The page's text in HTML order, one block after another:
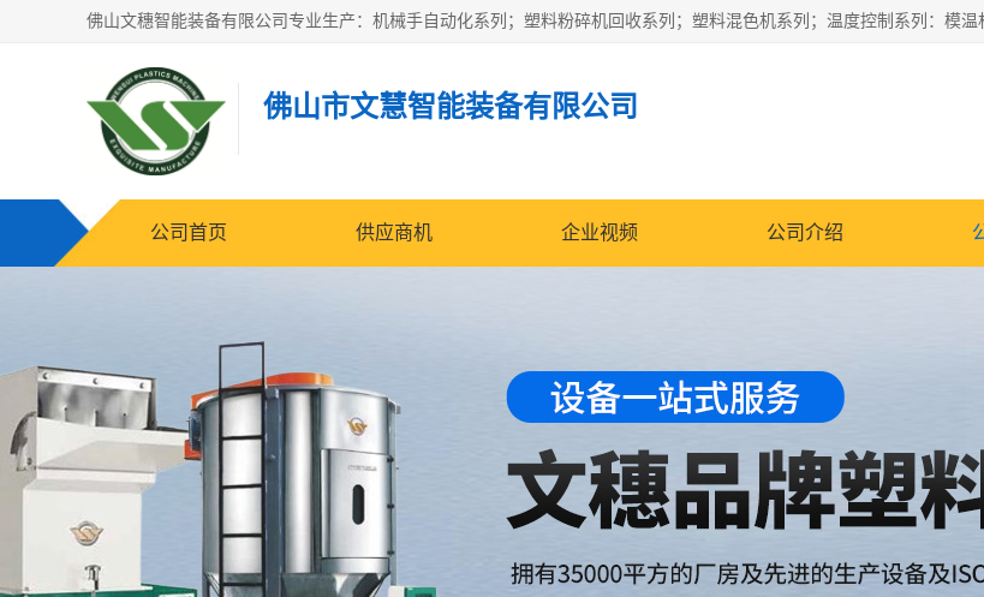
佛山市文慧智能装备有限公司
公司首页 供应商机 企业视频 公司介绍